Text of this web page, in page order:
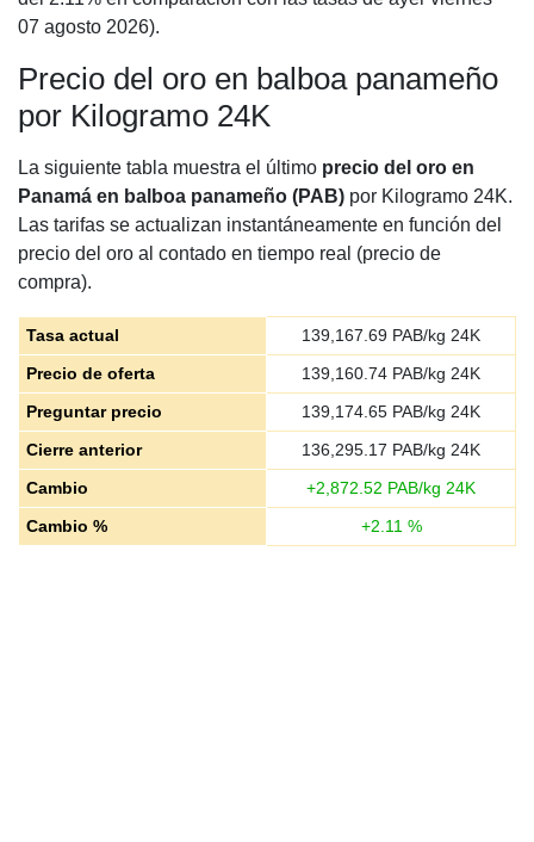
07 agosto 2026).
Precio del oro en balboa panameño
por Kilogramo 24K
La siguiente tabla muestra el último precio del oro en
Panamá en balboa panameño (PAB) por Kilogramo 24K.
Las tarifas se actualizan instantáneamente en función del
precio del oro al contado en tiempo real (precio de
compra).
Tasa actual 139,167.69 PAB/kg 24K
Precio de oferta
139,160.74 PAB/kg 24K
Preguntar precio
139,174.65 PAB/kg 24K
Cierre anterior
136,295.17 PAB/kg 24K
Cambio
+2,872.52 PAB/kg 24K
Cambio %
+2.11 %